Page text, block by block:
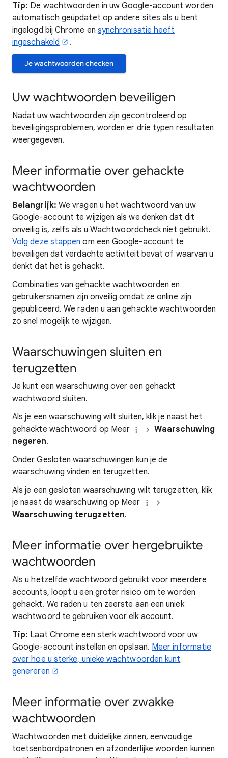
Tip: De wachtwoorden in uw Google-account worden
automatisch geüpdatet op andere sites als u bent
ingelogd bij Chrome en synchronisatie heeft
ingeschakeld
.
Je wachtwoorden checken
Uw wachtwoorden beveiligen
Nadat uw wachtwoorden zijn gecontroleerd op
beveiligingsproblemen, worden er drie typen resultaten
weergegeven.
Meer informatie over gehackte
wachtwoorden
Belangrijk: We vragen u het wachtwoord van uw
Google-account te wijzigen als we denken dat dit
onveilig is, zelfs als u Wachtwoordcheck niet gebruikt.
Volg deze stappen om een Google-account te
beveiligen dat verdachte activiteit bevat of waarvan u
denkt dat het is gehackt.
Combinaties van gehackte wachtwoorden en
gebruikersnamen zijn onveilig omdat ze online zijn
gepubliceerd. We raden u aan gehackte wachtwoorden
zo snel mogelijk te wijzigen.
Waarschuwingen sluiten en
terugzetten
Je kunt een waarschuwing over een gehackt
wachtwoord sluiten.
Als je een waarschuwing wilt sluiten, klik je naast het
gehackte wachtwoord op Meer
Waarschuwing
negeren.
Onder Gesloten waarschuwingen kun je de
waarschuwing vinden en terugzetten.
Als je een gesloten waarschuwing wilt terugzetten, klik
je naast de waarschuwing op Meer
Waarschuwing terugzetten.
Meer informatie over hergebruikte
wachtwoorden
Als u hetzelfde wachtwoord gebruikt voor meerdere
accounts, loopt u een groter risico om te worden
gehackt. We raden u ten zeerste aan een uniek
wachtwoord te gebruiken voor elk account.
Tip: Laat Chrome een sterk wachtwoord voor uw
Google-account instellen en opslaan. Meer informatie
over hoe u sterke, unieke wachtwoorden kunt
genereren
Meer informatie over zwakke
wachtwoorden
Wachtwoorden met duidelijke zinnen, eenvoudige
toetsenbordpatronen en afzonderlijke woorden kunnen